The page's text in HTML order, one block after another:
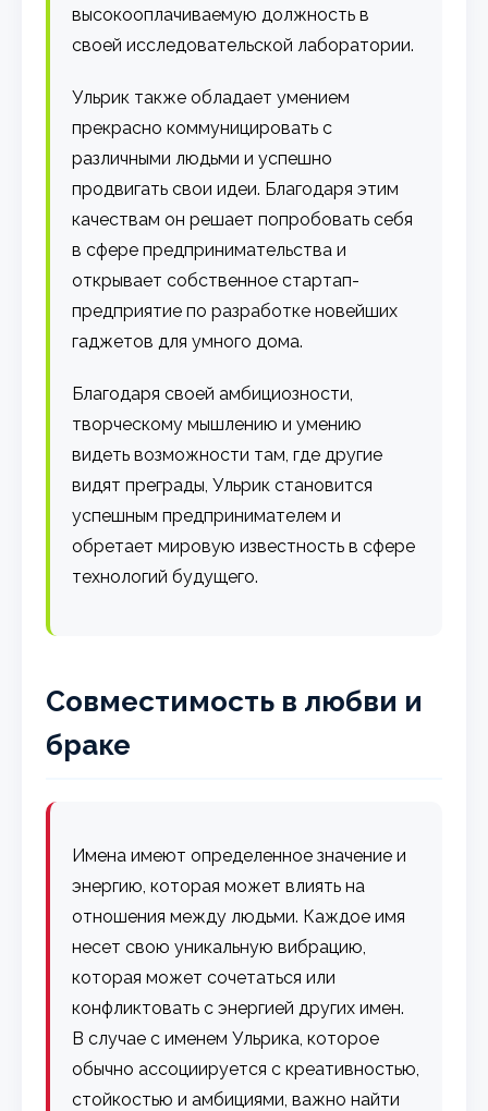
высокооплачиваемую должность в
своей исследовательской лаборатории.
Ульрик также обладает умением
прекрасно коммуницировать с
различными людьми и успешно
продвигать свои идеи. Благодаря этим
качествам он решает попробовать себя
в сфере предпринимательства и
открывает собственное стартап-
предприятие по разработке новейших
гаджетов для умного дома.
Благодаря своей амбициозности,
творческому мышлению и умению
видеть возможности там, где другие
видят преграды, Ульрик становится
успешным предпринимателем и
обретает мировую известность в сфере
технологий будущего.
Совместимость в любви и
браке
Имена имеют определенное значение и
энергию, которая может влиять на
отношения между людьми. Каждое имя
несет свою уникальную вибрацию,
которая может сочетаться или
конфликтовать с энергией других имен.
В случае с именем Ульрика, которое
обычно ассоциируется с креативностью,
стойкостью и амбициями, важно найти